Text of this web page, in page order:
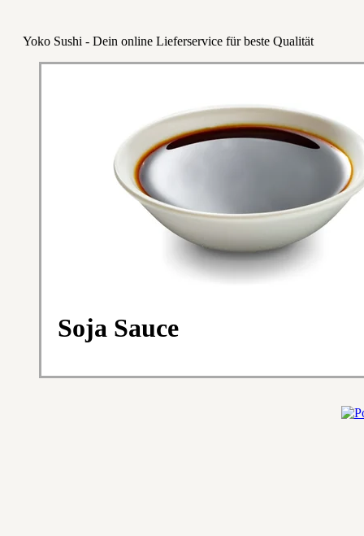
Yoko Sushi - Dein online Lieferservice für beste Qualität
Soja Sauce